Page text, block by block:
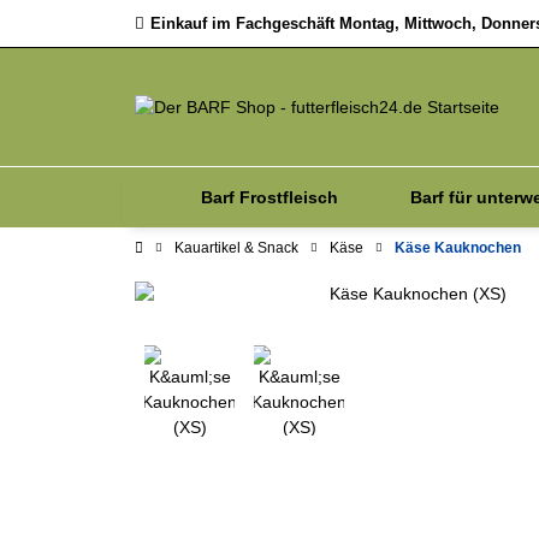
Einkauf im Fachgeschäft Montag, Mittwoch,
Barf Frostfleisch Barf für
Sale Zubehör
Kauartikel & Snack Käse Käse Kauknochen